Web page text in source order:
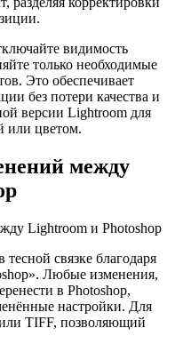
видимость
только необходимые
Это обеспечивает
без потери качества и
версии Lightroom для
или цветом.
между
связке благодаря
Любые изменения,
в Photoshop,
настройки. Для
или TIFF, позволяющий